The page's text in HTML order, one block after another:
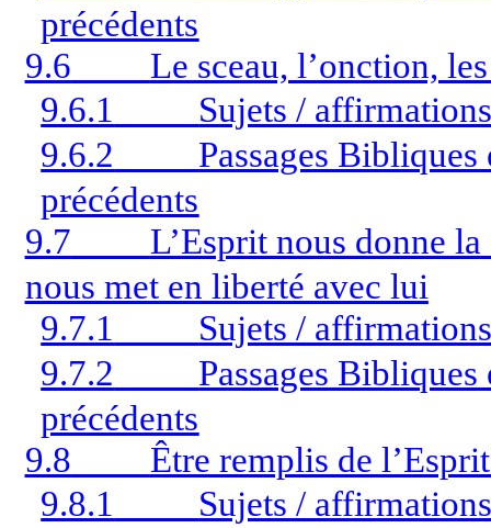
précédents
9.6
Le sceau, l’onction,
9.6.1
Sujets /
9.6.2
Passages
précédents
9.7
L’Esprit nous donne
nous met en liberté avec lui
9.7.1
Sujets /
9.7.2
Passages
précédents
9.8
Être remplis de
9.8.1
Sujets /